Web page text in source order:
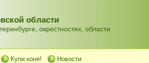
области
окрестностях, области
Купи коня! Новости